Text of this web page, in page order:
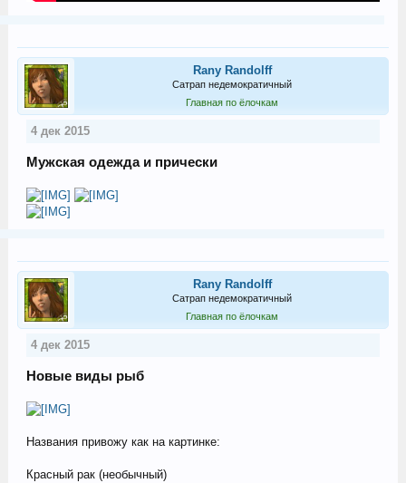
Rany Randolff
Сатрап недемократичный
Главная по ёлочкам
4 дек 2015
Мужская одежда и прически
Rany Randolff
Сатрап недемократичный
Главная по ёлочкам
4 дек 2015
Новые виды рыб
Названия привожу как на картинке:
Красный рак (необычный)